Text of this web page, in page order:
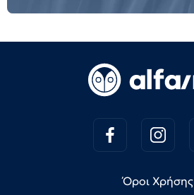
Όροι Χρήσης